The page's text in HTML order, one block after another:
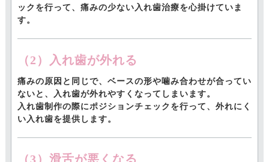
ックを行って、痛みの少ない入れ歯治療を心掛けていま
す。
（2）入れ歯が外れる
痛みの原因と同じで、ベースの形や噛み合わせが合ってい
ないと、入れ歯が外れやすくなってしまいます。
入れ歯制作の際にポジションチェックを行って、外れにく
い入れ歯を提供します。
（3）滑舌が悪くなる